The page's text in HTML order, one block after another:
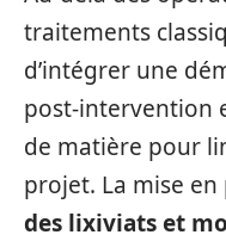
traitements
d’intégrer une
post‑intervention
de matière pour
projet. La mise en
des lixiviats et